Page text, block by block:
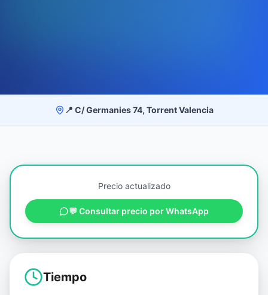
📍 C/ Germanies 74, Torrent Valencia
Precio actualizado
💬 Consultar precio por WhatsApp
Tiempo